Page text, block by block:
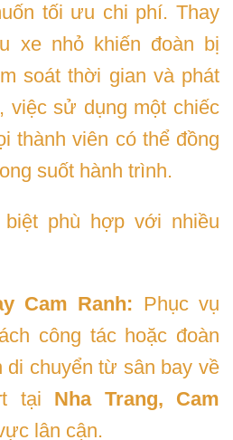
tối ưu chi phí. Thay
xe nhỏ khiến đoàn bị
soát thời gian và phát
việc sử dụng một chiếc
thành viên có thể đồng
suốt hành trình.
phù hợp với nhiều
Cam Ranh: Phục vụ
công tác hoặc đoàn
di chuyển từ sân bay về
tại Nha Trang, Cam
lân cận.